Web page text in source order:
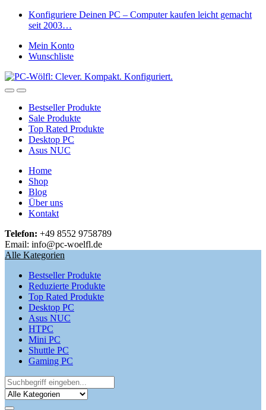
Skip
Skip
Konfiguriere Deinen PC – Computer kaufen leicht gemacht
seit 2003…
Mein Konto
Wunschliste
OpenClose
Bestseller Produkte
Sale Produkte
Top Rated Produkte
Desktop PC
Asus NUC
Home
Shop
Blog
Über uns
Kontakt
Telefon: +49 8552 9758789
Email: info@pc-woelfl.de
Alle Kategorien
Bestseller Produkte
Reduzierte Produkte
Top Rated Produkte
Desktop PC
Asus NUC
HTPC
Mini PC
Shuttle PC
Gaming PC
Search
for: